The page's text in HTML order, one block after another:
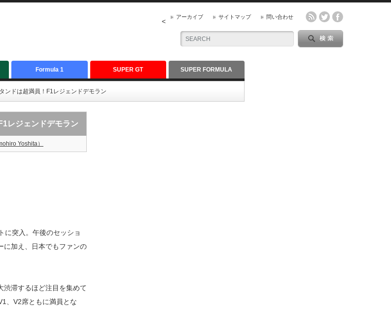
アーカイブ サイトマップ 問い合わせ
<
Formula 1 SUPER GT SUPER FORMULA
ンドは超満員！F1レジェンドデモラン
レジェンドデモラン
Yoshita）
に突入。午後のセッショ
に加え、日本でもファンの
渋滞するほど注目を集めて
、V2席ともに満員とな